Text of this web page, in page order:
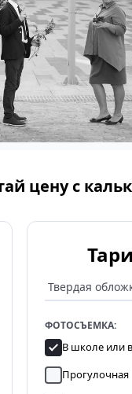
цену с
ФОТОСЪЕМКА:
В школе или
Прогулочная